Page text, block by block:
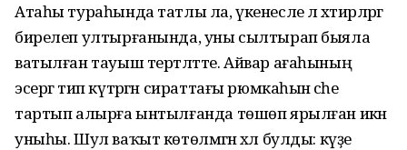
Атаһы тураһында татлы ла, үкенесле лә хәтирәләргә
бирелеп ултырғанында, уны сылтырап быяла
ватылған тауыш тертләтте. Айвар ағаһының
эсергә тип күтәргән сираттағы рюмкаһын әсәһе
тартып алырға ынтылғанда төшөп ярылған икән
уныһы. Шул ваҡыт көтөлмәгән хәл булды: күҙе